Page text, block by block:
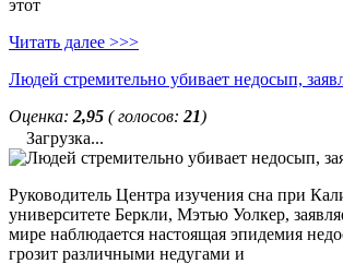
этот
Читать далее >>>
Людей стремительно убивает недосып,
Оценка: 2,95 ( голосов: 21)
Загрузка...
Руководитель Центра изучения сна при
университете Беркли, Мэтью Уолкер,
мире наблюдается настоящая эпидемия
грозит различными недугами и